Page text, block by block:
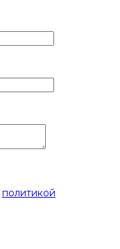
политикой